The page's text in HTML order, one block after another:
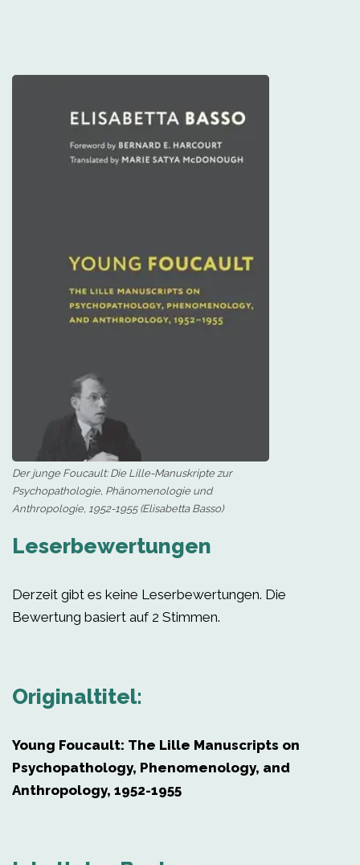
Der junge Foucault: Die Lille-Manuskripte zur
Psychopathologie, Phänomenologie und
Anthropologie, 1952-1955 (Elisabetta Basso)
Leserbewertungen
Derzeit gibt es keine Leserbewertungen. Die
Bewertung basiert auf 2 Stimmen.
Originaltitel:
Young Foucault: The Lille Manuscripts on
Psychopathology, Phenomenology, and
Anthropology, 1952-1955